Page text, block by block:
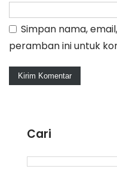
Simpan nama,
peramban ini untuk
Cari